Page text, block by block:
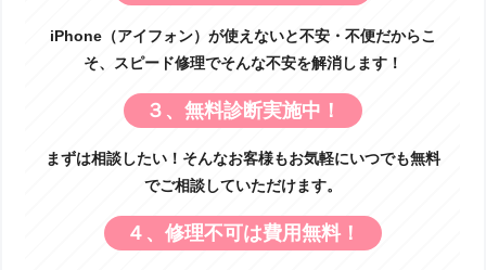
iPhone（アイフォン）が使えないと不安・不便だからこ
そ、スピード修理でそんな不安を解消します！
３、無料診断実施中！
まずは相談したい！そんなお客様もお気軽にいつでも無料
でご相談していただけます。
４、修理不可は費用無料！